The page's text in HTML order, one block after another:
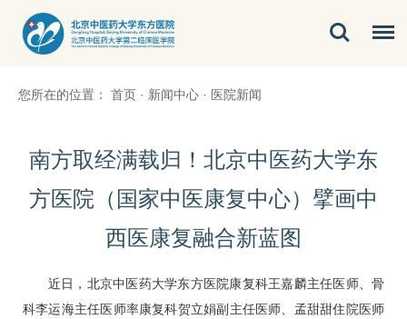
您所在的位置： 首页 · 新闻中心 · 医院新闻
南方取经满载归！北京中医药大学东
方医院（国家中医康复中心）擘画中
西医康复融合新蓝图
近日，北京中医药大学东方医院康复科王嘉麟主任医师、骨
科李运海主任医师率康复科贺立娟副主任医师、孟甜甜住院医师